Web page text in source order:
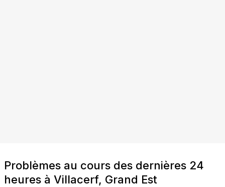
Problèmes au cours des dernières 24
heures à Villacerf, Grand Est